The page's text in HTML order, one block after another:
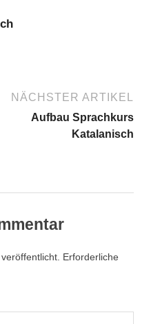
NÄCHSTER ARTIKEL
Aufbau Sprachkurs
Katalanisch
Erforderliche